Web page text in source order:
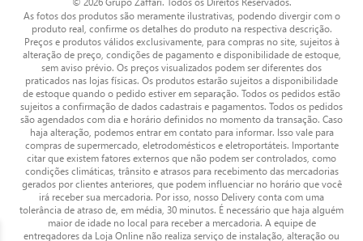
As fotos dos produtos são meramente ilustrativas, podendo divergir com o
produto real, confirme os detalhes do produto na respectiva descrição.
Preços e produtos válidos exclusivamente, para compras no site, sujeitos à
alteração de preço, condições de pagamento e disponibilidade de estoque,
sem aviso prévio. Os preços visualizados podem ser diferentes dos
praticados nas lojas físicas. Os produtos estarão sujeitos a disponibilidade
de estoque quando o pedido estiver em separação. Todos os pedidos estão
sujeitos a confirmação de dados cadastrais e pagamentos. Todos os pedidos
são agendados com dia e horário definidos no momento da transação. Caso
haja alteração, podemos entrar em contato para informar. Isso vale para
compras de supermercado, eletrodomésticos e eletroportáteis. Importante
citar que existem fatores externos que não podem ser controlados, como
condições climáticas, trânsito e atrasos para recebimento das mercadorias
gerados por clientes anteriores, que podem influenciar no horário que você
irá receber sua mercadoria. Por isso, nosso Delivery conta com uma
tolerância de atraso de, em média, 30 minutos. É necessário que haja alguém
maior de idade no local para receber a mercadoria. A equipe de
entregadores da Loja Online não realiza serviço de instalação, alteração ou